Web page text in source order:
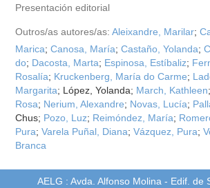
Presentación editorial
Outros/as autores/as: Aleixandre, Marilar;
Marica;Canosa, María;Castaño, Yolanda;
do; Dacosta, Marta; Espinosa, Estíbaliz;
Rosalía; Kruckenberg, María do Carme;
Margarita; López, Yolanda; March, Kathleen;
Rosa; Nerium, Alexandre; Novas, Lucía;
Chus; Pozo, Luz; Reimóndez, María;
Pura;Varela Puñal, Diana;Vázquez, Pura;
Branca
AELG : Avda. Alfonso Molina - Edif. de